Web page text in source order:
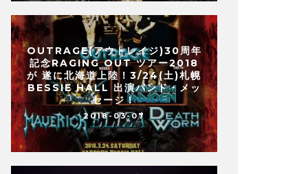
OUTRAGE(アウトレイジ)30周年
記念RAGING OUT ツアー2018
が 遂に北海道上陸！3/24(土)札幌
BESSIE HALL 出演バンド・メッ
セージ！
2018-03-07